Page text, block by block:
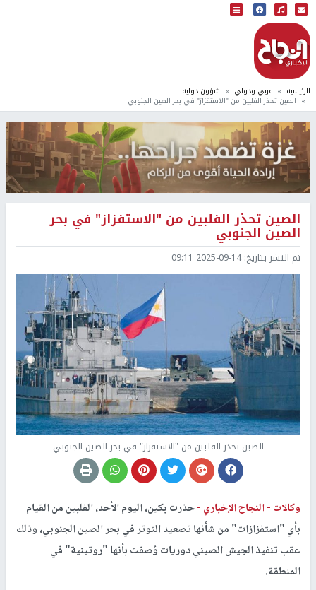
البث المباشر
إذاعة النجاح
الرئيسية عربي ودولي شؤون دولية
الصين تحذر الفلبين من "الاستفزاز" في بحر الصين الجنوبي
الصين تحذر الفلبين من "الاستفزاز" في بحر
الصين الجنوبي
تم النشر بتاريخ:2025-09-14 09:11
الصين تحذر الفلبين من "الاستفزاز" في بحر الصين الجنوبي
وكالات -النجاح الإخباري -حذرت بكين، اليوم الأحد، الفلبين من القيام
بأي "استفزازات" من شأنها تصعيد التوتر في بحر الصين الجنوبي، وذلك
عقب تنفيذ الجيش الصيني دوريات وُصفت بأنها "روتينية" في
المنطقة.